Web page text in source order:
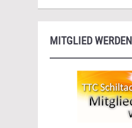
MITGLIED WERDEN